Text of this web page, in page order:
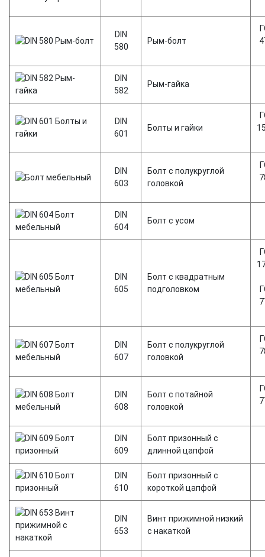
DIN
580
Рым-болт
DIN
582
Рым-гайка
DIN
601
Болты и гайки
DIN
603
Болт с полукруглой
головкой
DIN
604
Болт с усом
DIN
605
Болт с квадратным
подголовком
DIN
607
Болт с полукруглой
головкой
DIN
608
Болт с потайной
головкой
DIN
609
Болт призонный с
длинной цапфой
DIN
610
Болт призонный с
короткой цапфой
DIN
653
Винт прижимной низкий
с накаткой